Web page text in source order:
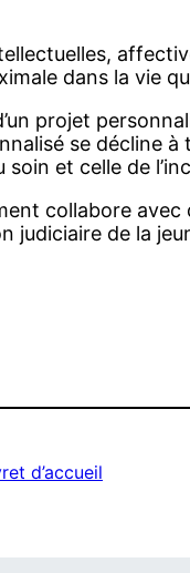
dans la vie
projet
se décline
soin et celle de
collabore
judiciaire de la
d’accueil